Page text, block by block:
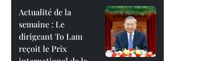
Actualité de la
semaine : Le
dirigeant To Lam
reçoit le Prix